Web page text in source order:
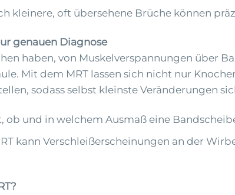
kleinere, oft übersehene Brüche können
genauen Diagnose
haben, von Muskelverspannungen über
Mit dem MRT lassen sich nicht nur
sodass selbst kleinste Veränderungen
ob und in welchem Ausmaß eine
kann Verschleißerscheinungen an der